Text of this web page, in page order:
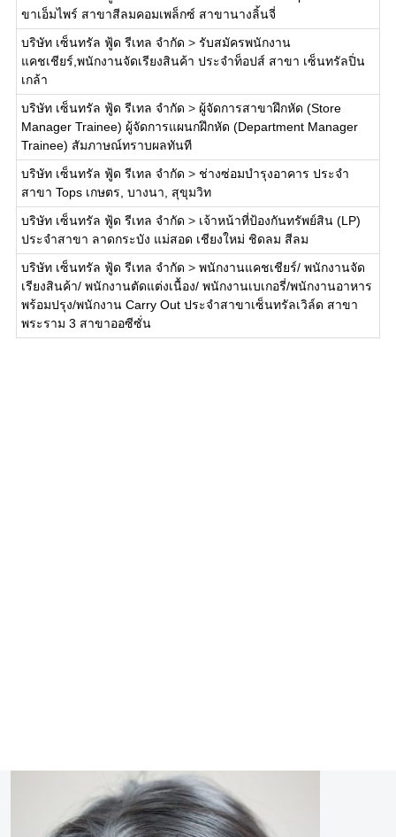
ขาเอ็มไพร์ สาขาสีลมคอมเพล็กซ์ สาขานางลิ้นจี่
บริษัท เซ็นทรัล ฟู้ด รีเทล จำกัด > รับสมัครพนักงาน
แคชเชียร์,พนักงานจัดเรียงสินค้า ประจำท็อปส์ สาขา เซ็นทรัลปิ่น
เกล้า
บริษัท เซ็นทรัล ฟู้ด รีเทล จำกัด > ผู้จัดการสาขาฝึกหัด (Store
Manager Trainee) ผู้จัดการแผนกฝึกหัด (Department Manager
Trainee) สัมภาษณ์ทราบผลทันที
บริษัท เซ็นทรัล ฟู้ด รีเทล จำกัด > ช่างซ่อมบำรุงอาคาร ประจำ
สาขา Tops เกษตร, บางนา, สุขุมวิท
บริษัท เซ็นทรัล ฟู้ด รีเทล จำกัด > เจ้าหน้าที่ป้องกันทรัพย์สิน (LP)
ประจำสาขา ลาดกระบัง แม่สอด เชียงใหม่ ชิดลม สีลม
บริษัท เซ็นทรัล ฟู้ด รีเทล จำกัด > พนักงานแคชเชียร์/ พนักงานจัด
เรียงสินค้า/ พนักงานตัดแต่งเนื้อง/ พนักงานเบเกอรี่/พนักงานอาหาร
พร้อมปรุง/พนักงาน Carry Out ประจำสาขาเซ็นทรัลเวิล์ด สาขา
พระราม 3 สาขาออซีซั่น